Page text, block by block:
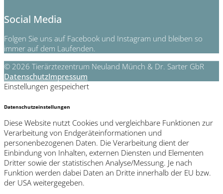
Social Media
Folgen Sie uns auf Facebook und Instagram und bleiben so
immer auf dem Laufenden.
© 2026 Tierärztezentrum Neuland Münch & Dr. Sarter GbR
DatenschutzImpressum
Einstellungen gespeichert
Datenschutzeinstellungen
Diese Website nutzt Cookies und vergleichbare Funktionen zur
Verarbeitung von Endgeräteinformationen und
personenbezogenen Daten. Die Verarbeitung dient der
Einbindung von Inhalten, externen Diensten und Elementen
Dritter sowie der statistischen Analyse/Messung. Je nach
Funktion werden dabei Daten an Dritte innerhalb der EU bzw.
der USA weitergegeben.